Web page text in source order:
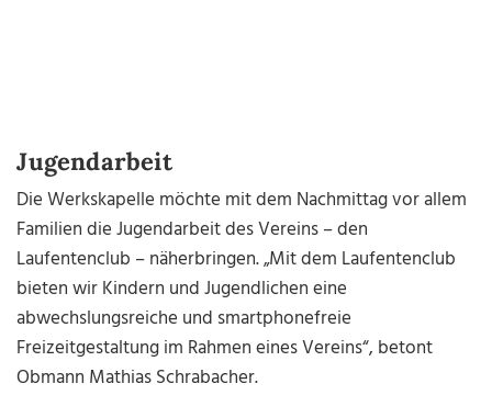
Jugendarbeit
Die Werkskapelle möchte mit dem Nachmittag vor allem
Familien die Jugendarbeit des Vereins – den
Laufentenclub – näherbringen. „Mit dem Laufentenclub
bieten wir Kindern und Jugendlichen eine
abwechslungsreiche und smartphonefreie
Freizeitgestaltung im Rahmen eines Vereins“, betont
Obmann Mathias Schrabacher.